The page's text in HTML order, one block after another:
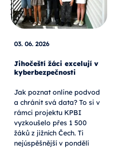
03. 06. 2026
Jihočeští žáci excelují v
kyberbezpečnosti
Jak poznat online podvod
a chránit svá data? To si v
rámci projektu KPBI
vyzkoušelo přes 1 500
žáků z jižních Čech. Ti
nejúspěšnější v pondělí